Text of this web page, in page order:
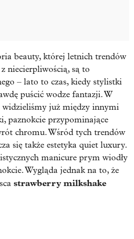
beauty, której letnich trendów
niecierpliwością, są to
– lato to czas, kiedy stylistki
puścić wodze fantazji. W
już między innymi
paznokcie przypominające
chromu. Wśród tych trendów
się także estetyka quiet luxury.
manicure prym wiodły
Wygląda jednak na to, że
strawberry milkshake